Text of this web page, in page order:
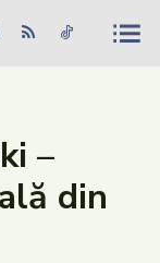
Căutare
–
din